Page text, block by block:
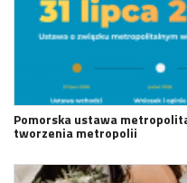
Pomorska ustawa
tworzenia metropolii